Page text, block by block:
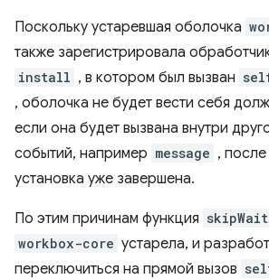
Поскольку устаревшая оболочка
также зарегистрировала
install , в котором был вызван
, оболочка не будет вести себя
если она будет вызвана внутри
событий, например message , после
установка уже завершена.
По этим причинам функция
workbox-core устарела, и
переключиться на прямой вызов